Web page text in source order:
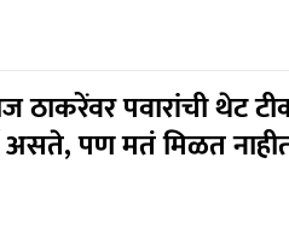
ठाकरेंवर पवारांची थेट
असते, पण मतं मिळत